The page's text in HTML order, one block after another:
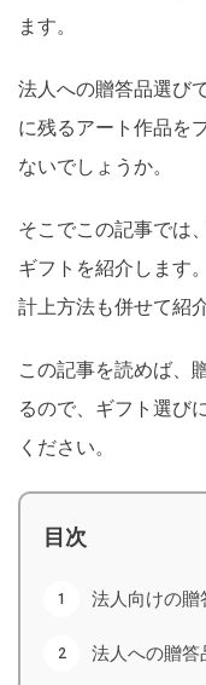
ます。
法人への贈答品選び
に残るアート作品を
ないでしょうか。
そこでこの記事では
ギフトを紹介します
計上方法も併せて紹
この記事を読めば、
るので、ギフト選び
ください。
目次
法人向けの贈
法人への贈答